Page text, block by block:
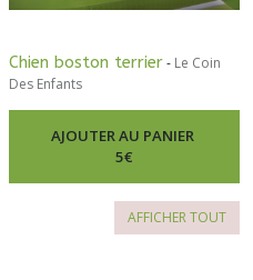
Chien boston terrier- Le Coin
Des Enfants
AJOUTER AU PANIER
5€
AFFICHER TOUT